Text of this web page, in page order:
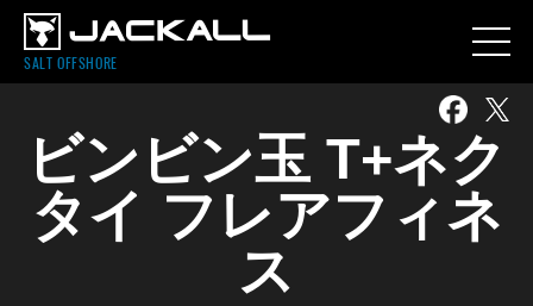
SALT OFFSHORE
ビンビン玉 T+ネク
タイ フレアフィネ
ス